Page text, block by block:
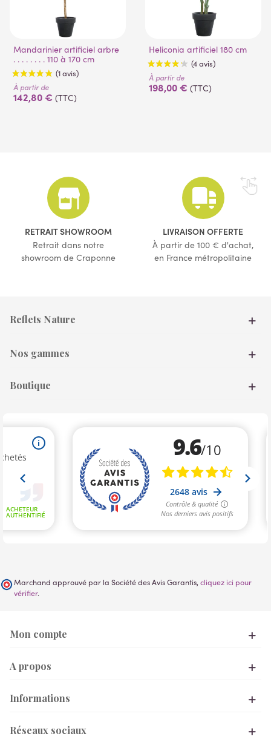
Mandarinier artificiel arbre
. . . . . . . . 110 à 170 cm
(1 avis)
À partir de
142,80 € (TTC)
Heliconia artificiel 180 cm
(4 avis)
À partir de
198,00 € (TTC)
RETRAIT SHOWROOM
Retrait dans notre
showroom de Craponne
LIVRAISON OFFERTE
À partir de 100 € d'achat,
en France métropolitaine
Reflets Nature
Nos gammes
Boutique
Marchand approuvé par la Société des Avis Garantis, cliquez ici pour
vérifier.
Mon compte
A propos
Informations
Réseaux sociaux